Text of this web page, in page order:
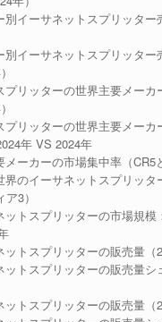
別イーサネットスプリッター
別イーサネットスプリッター
プリッターの世界主要メーカ
プリッターの世界主要メー
年 VS 2024年
メーカーの市場集中率（CR5
界のイーサネットスプリッタ
3）
ットスプリッターの市場規模
ットスプリッターの販売量（
ットスプリッターの販売量シ
ットスプリッターの販売量（